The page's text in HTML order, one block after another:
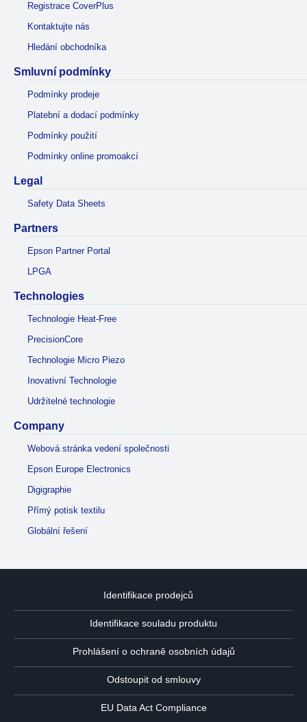
Registrace CoverPlus
Kontaktujte nás
Hledání obchodníka
Smluvní podmínky
Podmínky prodeje
Platební a dodací podmínky
Podmínky použití
Podmínky online promoakcí
Legal
Safety Data Sheets
Partners
Epson Partner Portal
LPGA
Technologies
Technologie Heat-Free
PrecisionCore
Technologie Micro Piezo
Inovativní Technologie
Udržitelné technologie
Company
Webová stránka vedení společnosti
Epson Europe Electronics
Digigraphie
Přímý potisk textilu
Globální řešení
Identifikace prodejců
Identifikace souladu produktu
Prohlášení o ochraně osobních údajů
Odstoupit od smlouvy
EU Data Act Compliance